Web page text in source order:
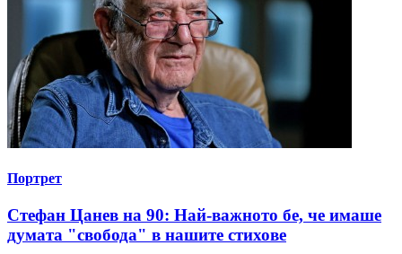
Портрет
Стефан Цанев на 90: Най-важното бе, че имаше
думата "свобода" в нашите стихове